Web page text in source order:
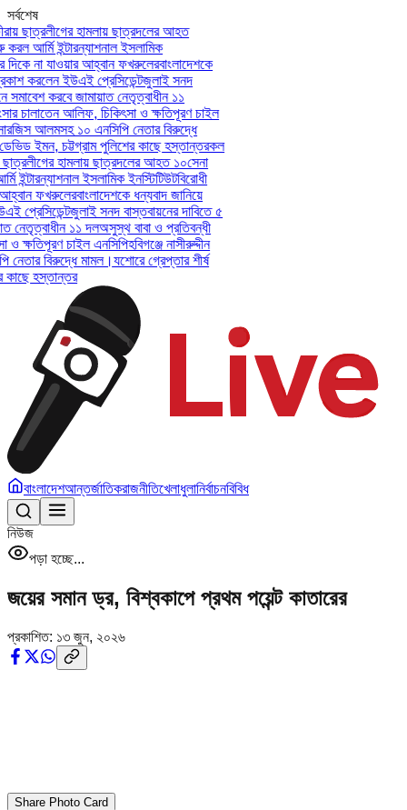
সর্বশেষ
ছাত্রলীগের হামলায় ছাত্রদলের আহত
আর্মি ইন্টারন্যাশনাল ইসলামিক
না যাওয়ার আহ্বান ফখরুলেরবাংলাদেশকে
করলেন ইউএই প্রেসিডেন্টজুলাই সনদ
করবে জামায়াত নেতৃত্বাধীন ১১
চালাতেন আলিফ, চিকিৎসা ও ক্ষতিপূরণ চাইল
আলমসহ ১০ এনসিপি নেতার বিরুদ্ধে
ইমন, চট্টগ্রাম পুলিশের কাছে হস্তান্তরকল
হামলায় ছাত্রদলের আহত ১০সেনা
ইসলামিক ইনস্টিটিউটবিরোধী
ফখরুলেরবাংলাদেশকে ধন্যবাদ জানিয়ে
জুলাই সনদ বাস্তবায়নের দাবিতে ৫
নেতৃত্বাধীন ১১ দলঅসুস্থ বাবা ও প্রতিবন্ধী
ক্ষতিপূরণ চাইল এনসিপিহবিগঞ্জে নাসীরুদ্দীন
বিরুদ্ধে মামল।যশোরে গ্রেপ্তার শীর্ষ
হস্তান্তর
বাংলাদেশআন্তর্জাতিকরাজনীতিখেলাধুলানির্বাচনবিবিধ
নিউজ
পড়া হচ্ছে...
জয়ের সমান ড্র, বিশ্বকাপে প্রথম পয়েন্ট কাতারের
প্রকাশিত: ১৩ জুন, ২০২৬
Share Photo Card